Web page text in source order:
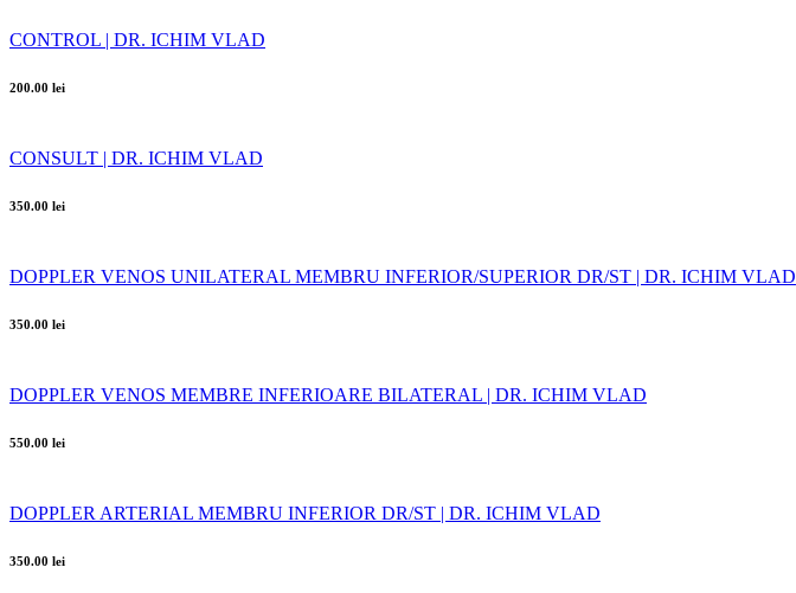
CONTROL | DR. ICHIM VLAD
200.00 lei
CONSULT | DR. ICHIM VLAD
350.00 lei
DOPPLER VENOS UNILATERAL MEMBRU INFERIOR/SUPERIOR DR/ST | DR. ICHIM VLAD
350.00 lei
DOPPLER VENOS MEMBRE INFERIOARE BILATERAL | DR. ICHIM VLAD
550.00 lei
DOPPLER ARTERIAL MEMBRU INFERIOR DR/ST | DR. ICHIM VLAD
350.00 lei